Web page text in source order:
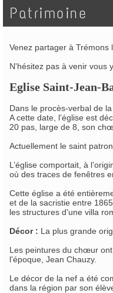
Patrimoine
Venez partager à Trémons
N'hésitez pas à venir vous
Eglise Saint-Jean-
Dans le procès-verbal de
A cette date, l’église est
20 pas, large de 8, son
Actuellement le saint
L’église comportait, à
où des traces de fenêtres
Cette église a été
et de la sacristie entre
les structures d'une villa
Décor : La plus grande
Les peintures du chœur
l’époque, Jean Chauzy.
Le décor de la nef a été
dans la région par son